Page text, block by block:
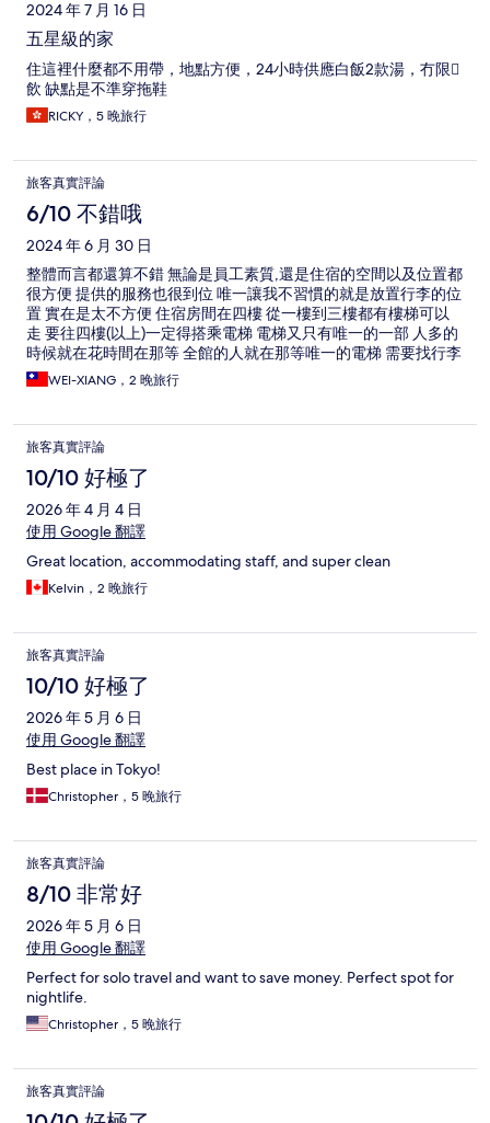
2024 年 7 月 16 日
五星級的家
住這裡什麼都不用帶，地點方便，24小時供應白飯2款湯，冇限
飲 缺點是不準穿拖鞋
RICKY，5 晚旅行
旅客真實評論
6/10 不錯哦
2024 年 6 月 30 日
整體而言都還算不錯 無論是員工素質,還是住宿的空間以及位置都
很方便 提供的服務也很到位 唯一讓我不習慣的就是放置行李的位
置 實在是太不方便 住宿房間在四樓 從一樓到三樓都有樓梯可以
走 要往四樓(以上)一定得搭乘電梯 電梯又只有唯一的一部 人多的
時候就在花時間在那等 全館的人就在那等唯一的電梯 需要找行李
就必須跑下樓翻找行李 如果已經像我一樣住習慣飯店的朋友 實在
不建議膠囊旅館 但是平心而論,安心膠囊是很不錯的一間旅宿 整
不錯 各項用品也很齊全 真心推薦給能夠接受膠囊類型旅宿的朋友
WEI-XIANG，2 晚旅行
旅客真實評論
10/10 好極了
2026 年 4 月 4 日
使用 Google 翻譯
Great location, accommodating staff, and super clean
Kelvin，2 晚旅行
旅客真實評論
10/10 好極了
2026 年 5 月 6 日
使用 Google 翻譯
Best place in Tokyo!
Christopher，5 晚旅行
旅客真實評論
8/10 非常好
2026 年 5 月 6 日
使用 Google 翻譯
Perfect for solo travel and want to save money. Perfect spot for
nightlife.
Christopher，5 晚旅行
旅客真實評論